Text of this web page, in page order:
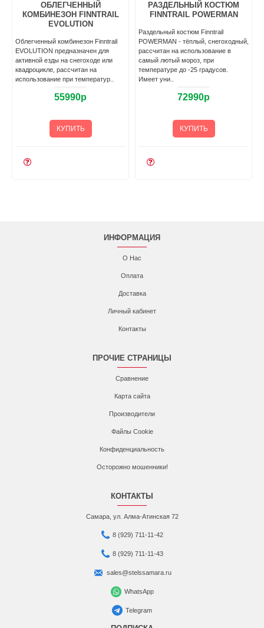
ОБЛЕГЧЕННЫЙ
КОМБИНЕЗОН FINNTRAIL
EVOLUTION
Облегченный комбинезон Finntrail
EVOLUTION предназначен для
активной езды на снегоходе или
квадроцикле, рассчитан на
использование при температур..
55990р
КУПИТЬ
РАЗДЕЛЬНЫЙ КОСТЮМ
FINNTRAIL POWERMAN
Раздельный костюм Finntrail
POWERMAN - тёплый, снегоходный,
рассчитан на использование в
самый лютый мороз, при
температуре до -25 градусов.
Имеет уни..
72990р
КУПИТЬ
ИНФОРМАЦИЯ
О Нас
Оплата
Доставка
Личный кабинет
Контакты
ПРОЧИЕ СТРАНИЦЫ
Сравнение
Карта сайта
Производители
Файлы Cookie
Конфиденциальность
Осторожно мошенники!
КОНТАКТЫ
Самара, ул. Алма-Атинская 72
8 (929) 711-11-42
8 (929) 711-11-43
sales@stelssamara.ru
WhatsApp
Telegram